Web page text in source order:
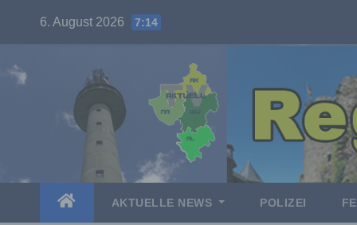
6. August 2026 7:14
AKTUELLE NEWS POLIZEI